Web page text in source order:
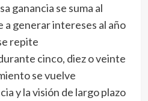
ganancia se suma al
a generar intereses al año
repite
cinco, diez o veinte
se vuelve
y la visión de largo plazo